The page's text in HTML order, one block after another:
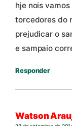
hje nois
torcedores do
prejudicar o
e sampaio
Responder
Watson